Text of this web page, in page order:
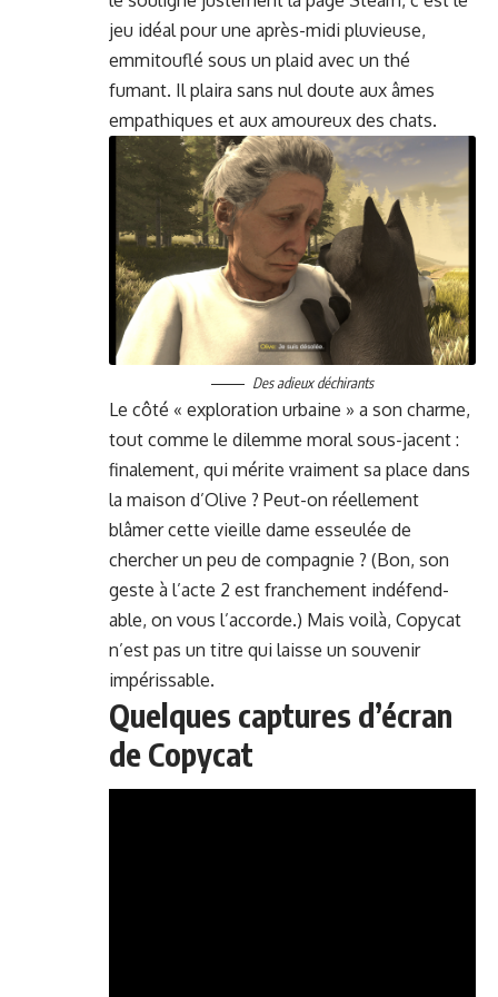
jeu idéal pour une après-midi plu­vieuse,
emmi­tou­flé sous un plaid avec un thé
fumant. Il plaira sans nul doute aux âmes
empathiques et aux amoureux des chats.
Des adieux déchirants
Le côté « explo­ration urbaine » a son charme,
tout comme le dilemme moral sous-jacent :
finale­ment, qui mérite vrai­ment sa place dans
la mai­son d’O­live ? Peut-on réelle­ment
blâmer cette vieille dame esseulée de
chercher un peu de com­pag­nie ? (Bon, son
geste à l’acte 2 est franche­ment indéfend­
able, on vous l’ac­corde.) Mais voilà, Copy­cat
n’est pas un titre qui laisse un sou­venir
impérissable.
Quelques captures d’écran
de Copycat